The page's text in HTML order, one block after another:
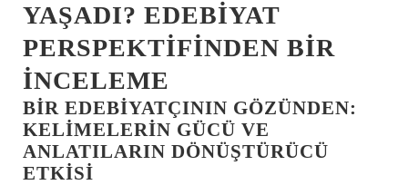
YAŞADI? EDEBIYAT
PERSPEKTIFINDEN BIR
İNCELEME
BIR EDEBIYATÇININ GÖZÜNDEN:
KELIMELERIN GÜCÜ VE
ANLATILARIN DÖNÜŞTÜRÜCÜ
ETKISI